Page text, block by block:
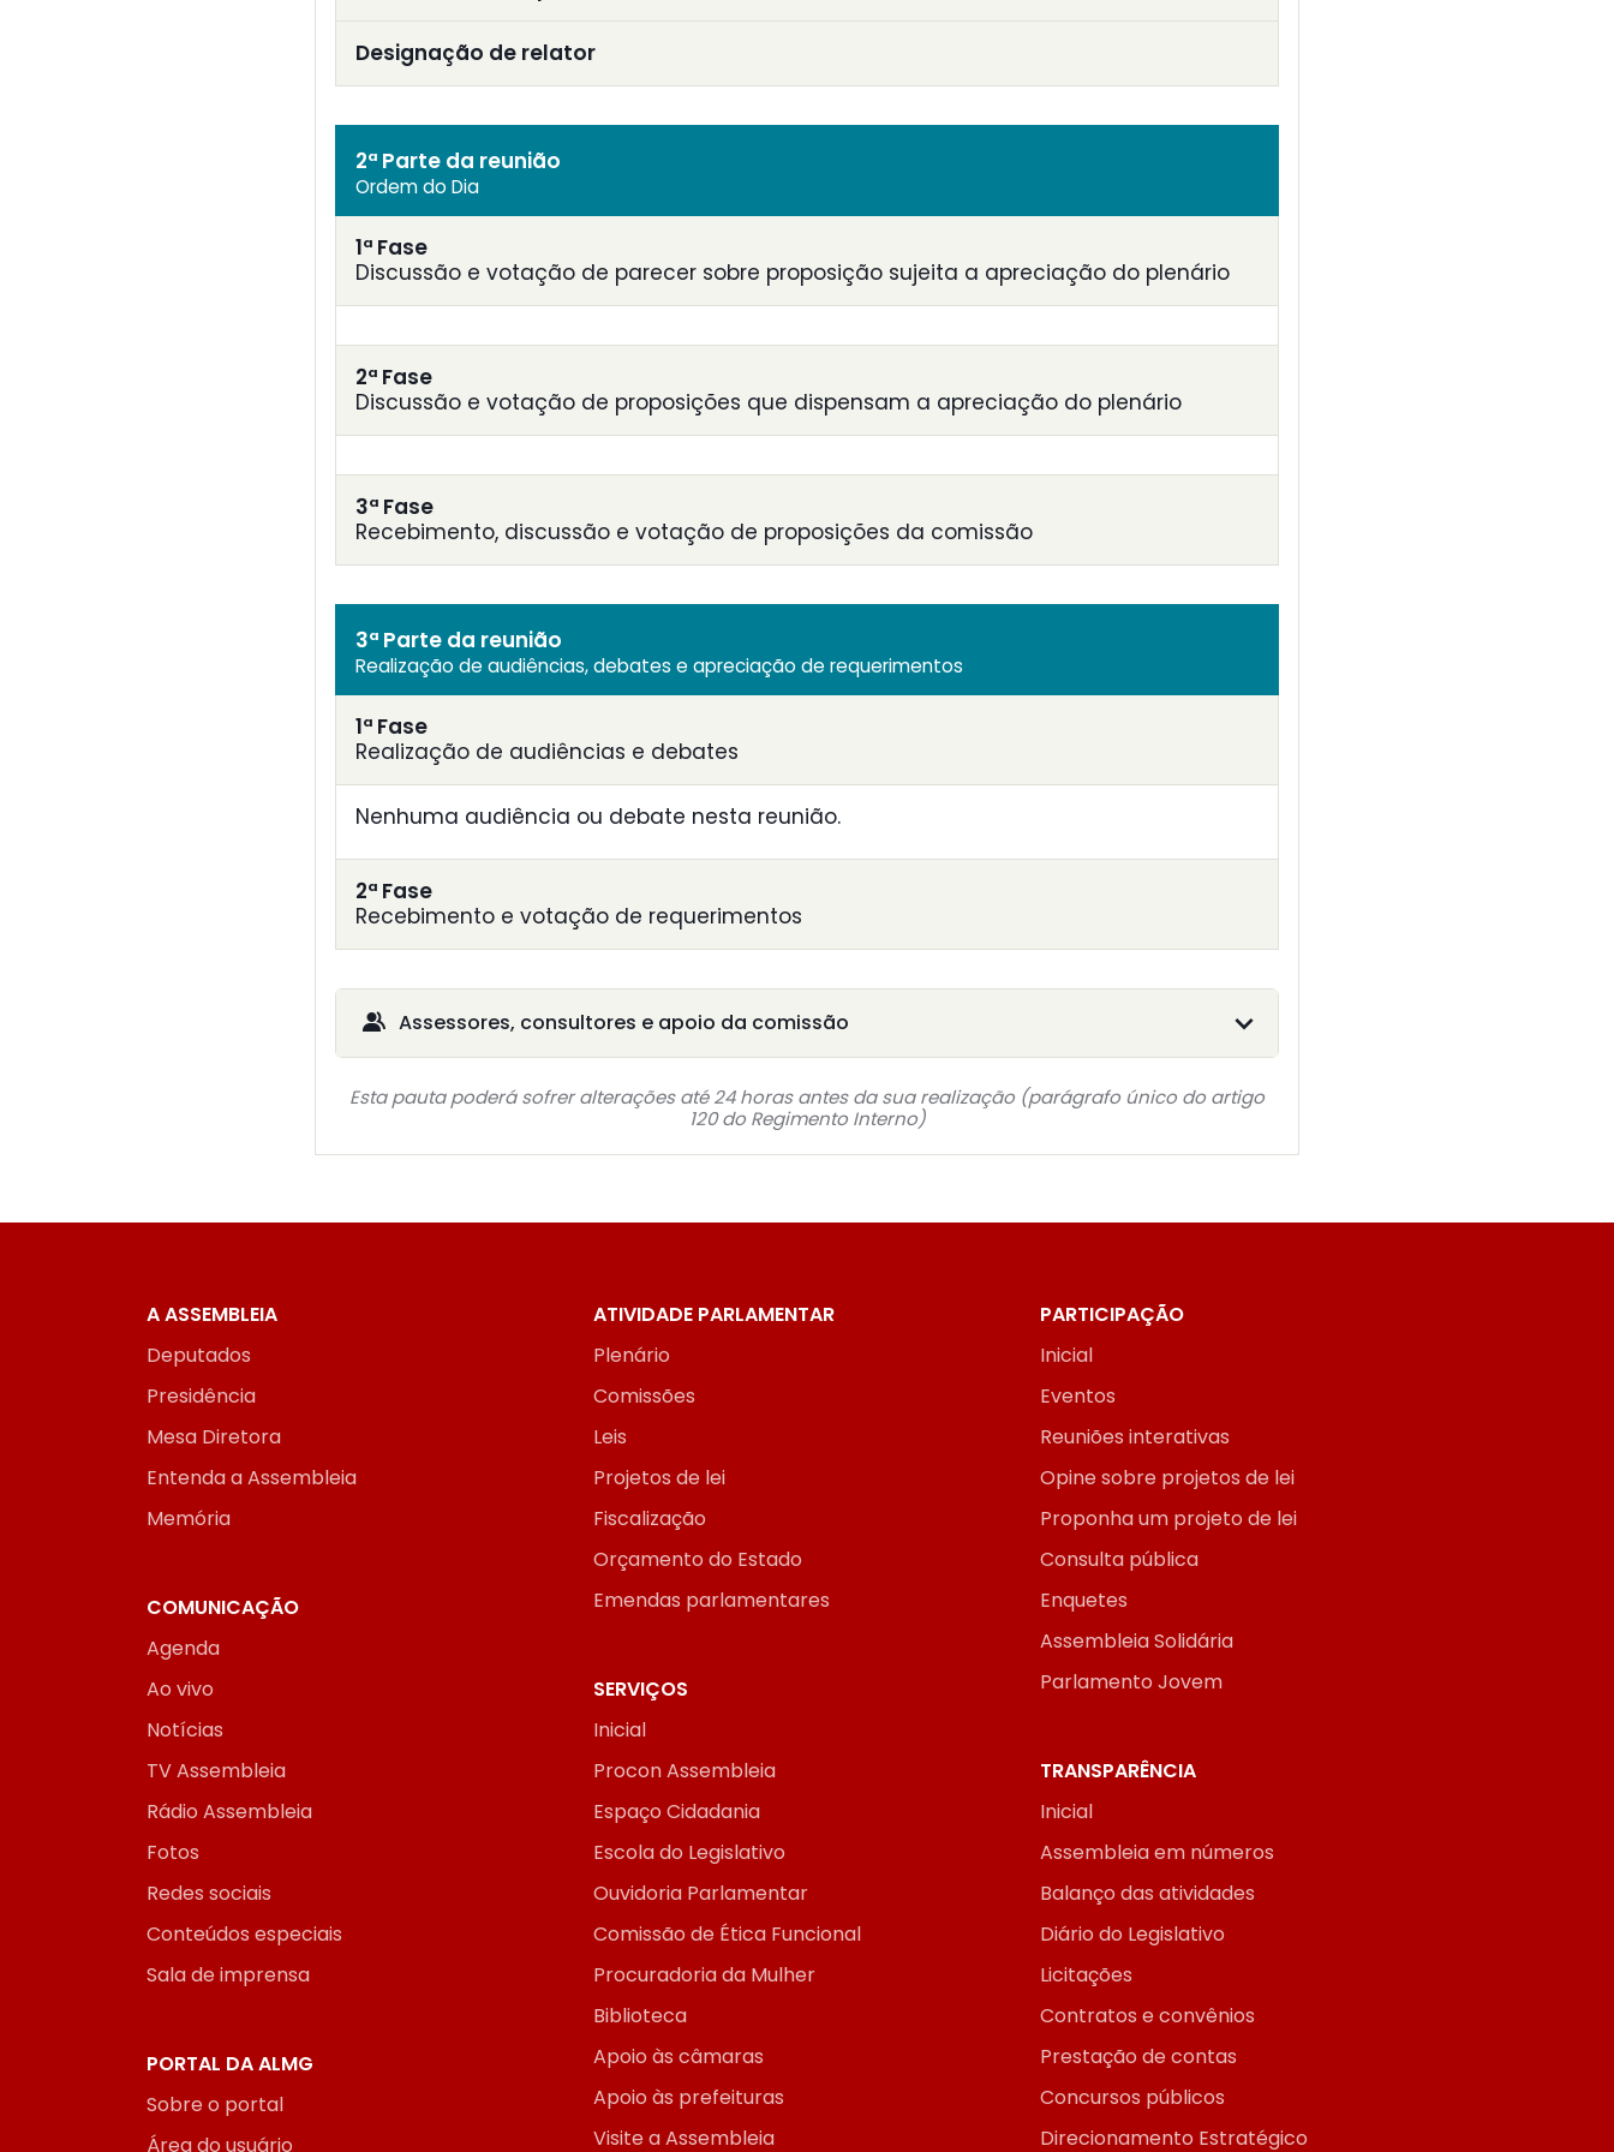
Designação de relator
2ª Parte da reunião
Ordem do Dia
1ª Fase
Discussão e votação de parecer sobre proposição sujeita a apreciação do plenário
2ª Fase
Discussão e votação de proposições que dispensam a apreciação do plenário
3ª Fase
Recebimento, discussão e votação de proposições da comissão
3ª Parte da reunião
Realização de audiências, debates e apreciação de requerimentos
1ª Fase
Realização de audiências e debates
Nenhuma audiência ou debate nesta reunião.
2ª Fase
Recebimento e votação de requerimentos
Assessores, consultores e apoio da comissão
Esta pauta poderá sofrer alterações até 24 horas antes da sua realização (parágrafo único do artigo
120 do Regimento Interno)
A ASSEMBLEIA
Deputados
Presidência
Mesa Diretora
Entenda a Assembleia
Memória
ATIVIDADE PARLAMENTAR
Plenário
Comissões
Leis
Projetos de lei
Fiscalização
Orçamento do Estado
Emendas parlamentares
PARTICIPAÇÃO
Inicial
Eventos
Reuniões interativas
Opine sobre projetos de lei
Proponha um projeto de lei
Consulta pública
Enquetes
Assembleia Solidária
Parlamento Jovem
COMUNICAÇÃO
Agenda
Ao vivo
Notícias
TV Assembleia
Rádio Assembleia
Fotos
Redes sociais
Conteúdos especiais
Sala de imprensa
SERVIÇOS
Inicial
Procon Assembleia
Espaço Cidadania
Escola do Legislativo
Ouvidoria Parlamentar
Comissão de Ética Funcional
Procuradoria da Mulher
Biblioteca
Apoio às câmaras
Apoio às prefeituras
Visite a Assembleia
TRANSPARÊNCIA
Inicial
Assembleia em números
Balanço das atividades
Diário do Legislativo
Licitações
Contratos e convênios
Prestação de contas
Concursos públicos
Direcionamento Estratégico
PORTAL DA ALMG
Sobre o portal
Área do usuário